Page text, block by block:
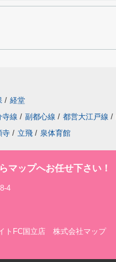
/ 経堂
寺線 / 副都心線 / 都営大江戸線 /
寺 / 立飛 / 泉体育館
マップへお任せ下さい！
4
トFC国立店 株式会社マップ